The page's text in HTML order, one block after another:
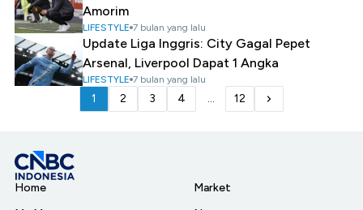
Amorim
LIFESTYLE 7 bulan yang lalu
Update Liga Inggris: City Gagal Pepet
Arsenal, Liverpool Dapat 1 Angka
LIFESTYLE 7 bulan yang lalu
1 2 3 4 ... 12
Home
Market